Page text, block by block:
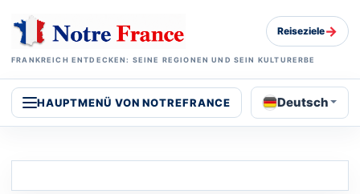
FRANKREICH ENTDECKEN: SEINE REGIONEN UND SEIN KULTURERBE
Reiseziele→
HAUPTMENÜ VON NOTREFRANCE Deutsch